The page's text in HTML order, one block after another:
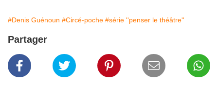
#Denis Guénoun #Circé-poche #série ''penser le théâtre''
Partager